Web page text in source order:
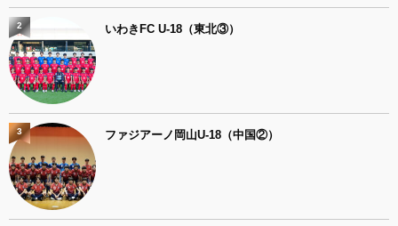
いわきFC U-18（東北③）
2
ファジアーノ岡山U-18（中国②）
3